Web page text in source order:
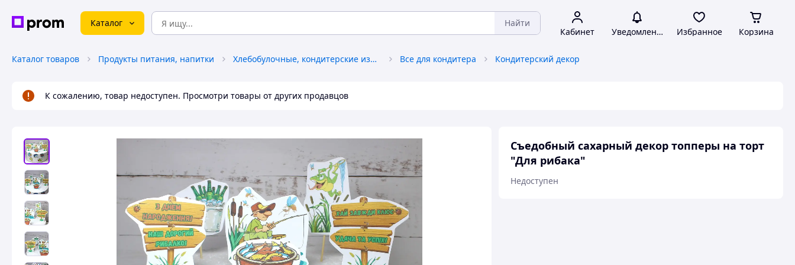
Каталог Найти
Кабинет Уведомления Избранное Корзина
Каталог товаров Продукты питания, напитки Хлебобулочные, кондитерские изделия Все для кондитера Кондитерский декор
К сожалению, товар недоступен. Просмотри товары от других продавцов
Съедобный сахарный декор топперы на торт
"Для рибака"
Недоступен